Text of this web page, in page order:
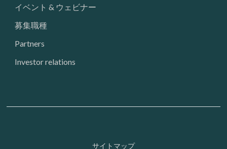
イベント & ウェビナー
募集職種
Partners
Investor relations
サイトマップ